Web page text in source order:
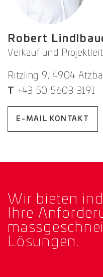
Robert
Verkauf und
Ritzling 9, 4904
+43 50 5603 3191
E-MAIL KONTAKT
Wir bieten
Ihre
Lösungen.